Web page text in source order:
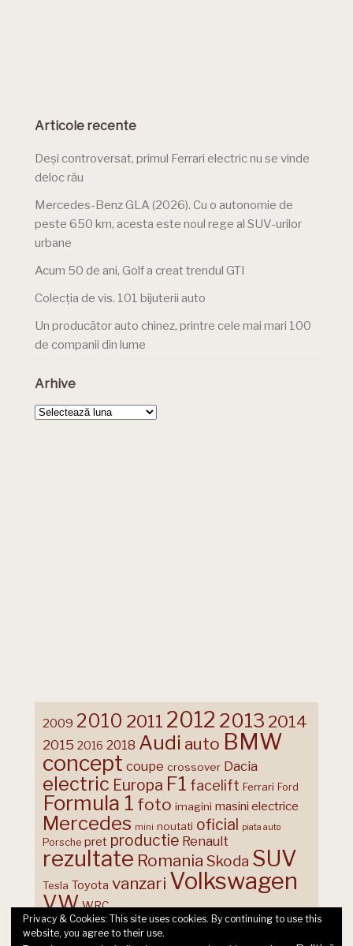
Articole recente
Deși controversat, primul Ferrari electric nu se vinde
deloc rău
Mercedes-Benz GLA (2026). Cu o autonomie de
peste 650 km, acesta este noul rege al SUV-urilor
urbane
Acum 50 de ani, Golf a creat trendul GTI
Colecția de vis. 101 bijuterii auto
Un producător auto chinez, printre cele mai mari 100
de companii din lume
Arhive
Arhive
2009 2010 2011 2012 2013 2014
2015 2016 2018 Audi auto BMW
concept coupe crossover Dacia
electric Europa F1 facelift Ferrari Ford
Formula 1 foto imagini masini electrice
Mercedes mini noutati oficial piata auto
Porsche pret productie Renault
rezultate Romania Skoda SUV
Tesla Toyota vanzari Volkswagen
VW WRC
Privacy & Cookies: This site uses cookies. By continuing to use this
website, you agree to their use.